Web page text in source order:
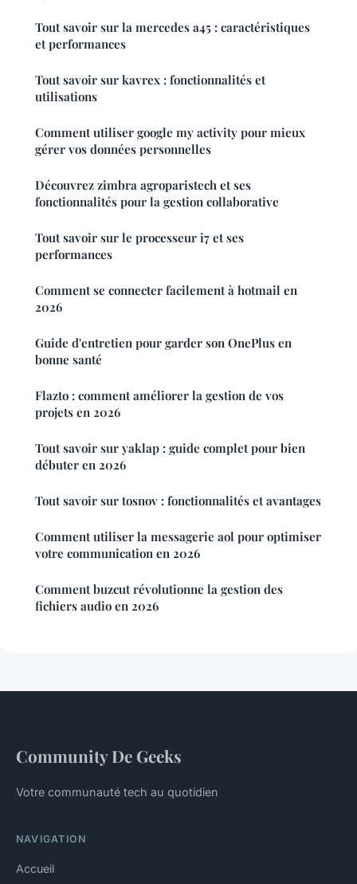
Tout savoir sur la mercedes a45 : caractéristiques
et performances
Tout savoir sur kavrex : fonctionnalités et
utilisations
Comment utiliser google my activity pour mieux
gérer vos données personnelles
Découvrez zimbra agroparistech et ses
fonctionnalités pour la gestion collaborative
Tout savoir sur le processeur i7 et ses
performances
Comment se connecter facilement à hotmail en
2026
Guide d'entretien pour garder son OnePlus en
bonne santé
Flazto : comment améliorer la gestion de vos
projets en 2026
Tout savoir sur yaklap : guide complet pour bien
débuter en 2026
Tout savoir sur tosnov : fonctionnalités et avantages
Comment utiliser la messagerie aol pour optimiser
votre communication en 2026
Comment buzcut révolutionne la gestion des
fichiers audio en 2026
Community De Geeks
Votre communauté tech au quotidien
NAVIGATION
Accueil